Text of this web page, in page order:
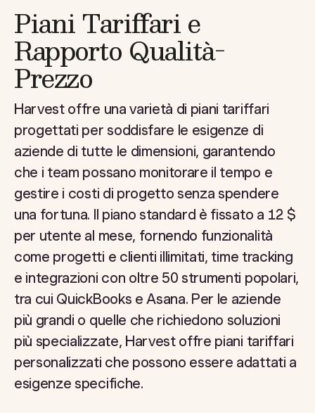
Piani Tariffari e
Rapporto Qualità-
Prezzo
Harvest offre una varietà di piani tariffari
progettati per soddisfare le esigenze di
aziende di tutte le dimensioni, garantendo
che i team possano monitorare il tempo e
gestire i costi di progetto senza spendere
una fortuna. Il piano standard è fissato a 12 $
per utente al mese, fornendo funzionalità
come progetti e clienti illimitati, time tracking
e integrazioni con oltre 50 strumenti popolari,
tra cui QuickBooks e Asana. Per le aziende
più grandi o quelle che richiedono soluzioni
più specializzate, Harvest offre piani tariffari
personalizzati che possono essere adattati a
esigenze specifiche.